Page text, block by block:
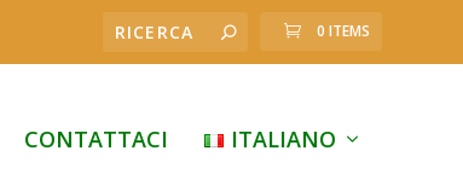
0 ITEMS
CONTATTACI ITALIANO